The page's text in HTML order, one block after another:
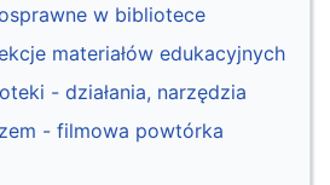
w bibliotece
materiałów edukacyjnych
- działania, narzędzia
- filmowa powtórka